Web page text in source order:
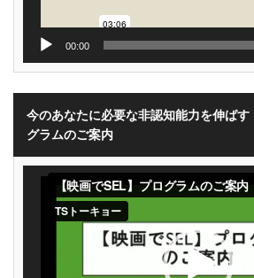
00:00
今のあなたに必要な非認知能力を伸ばす
グラムのご案内
動